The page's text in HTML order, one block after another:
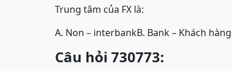
Trung tâm của FX là:
A. Non – interbankB. Bank – Khách hàng
Câu hỏi 730773: